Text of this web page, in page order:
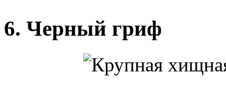
6. Черный гриф